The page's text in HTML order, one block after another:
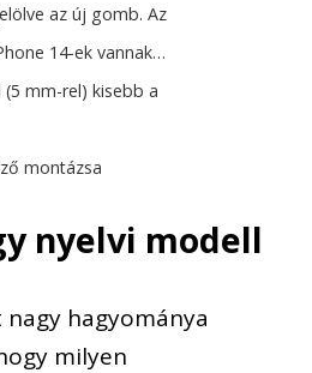
az új gomb. Az
14-ek vannak…
(5 mm-rel) kisebb a
montázsa
nyelvi modell
hagyománya
milyen